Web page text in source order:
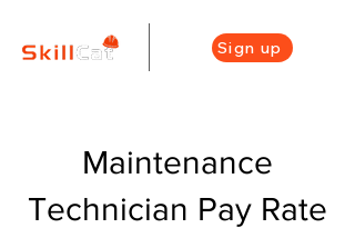
Sign up
Maintenance
Technician Pay Rate